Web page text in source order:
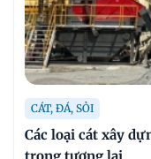
CÁT, ĐÁ, SỎI
Các loại cát xây